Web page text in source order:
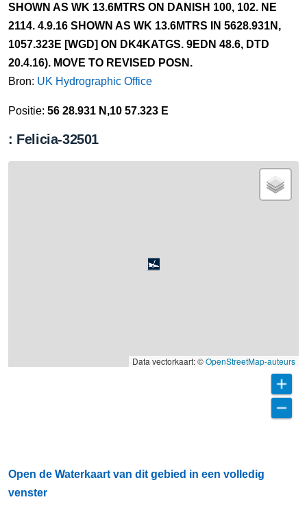
SHOWN AS WK 13.6MTRS ON DANISH 100, 102. NE
2114. 4.9.16 SHOWN AS WK 13.6MTRS IN 5628.931N,
1057.323E [WGD] ON DK4KATGS. 9EDN 48.6, DTD
20.4.16). MOVE TO REVISED POSN.
Bron: UK Hydrographic Office
Positie: 56 28.931 N,10 57.323 E
: Felicia-32501
Data vectorkaart: ©OpenStreetMap-auteurs
Open de Waterkaart van dit gebied in een volledig
venster